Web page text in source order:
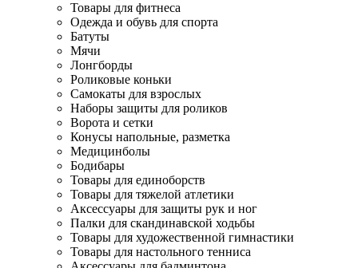
Товары для фитнеса
Одежда и обувь для спорта
Батуты
Мячи
Лонгборды
Роликовые коньки
Самокаты для взрослых
Наборы защиты для роликов
Ворота и сетки
Конусы напольные, разметка
Медицинболы
Бодибары
Товары для единоборств
Товары для тяжелой атлетики
Аксессуары для защиты рук и ног
Палки для скандинавской ходьбы
Товары для художественной гимнастики
Товары для настольного тенниса